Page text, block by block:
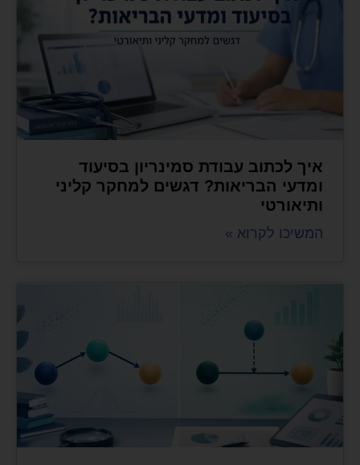
איך לכתוב עבודת סמינריון בסיעוד
ומדעי הבריאות? דגשים למחקר קליני
ותיאורטי
המשיכו לקרוא »